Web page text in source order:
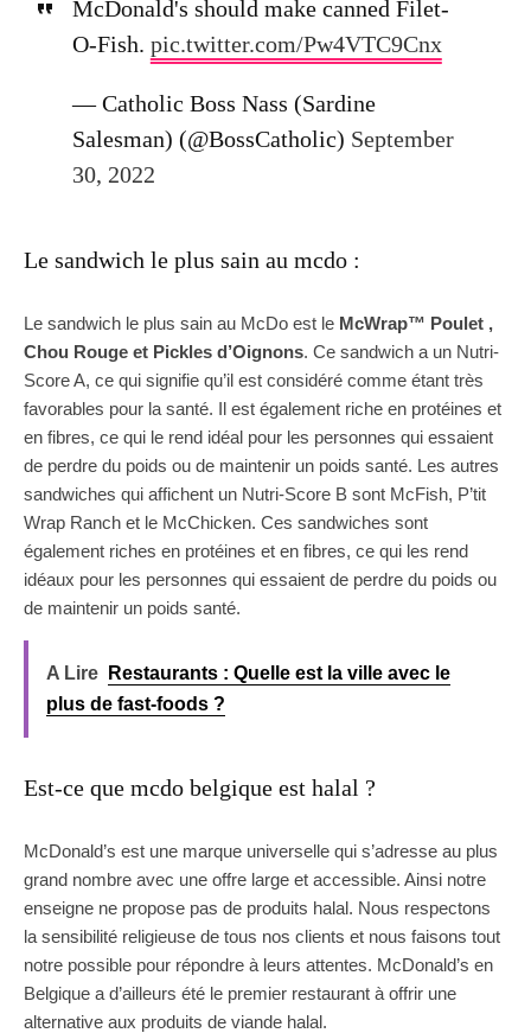
McDonald's should make canned Filet-
O-Fish. pic.twitter.com/Pw4VTC9Cnx
— Catholic Boss Nass (Sardine
Salesman) (@BossCatholic) September
30, 2022
Le sandwich le plus sain au mcdo :
Le sandwich le plus sain au McDo est le McWrap™ Poulet ,
Chou Rouge et Pickles d’Oignons. Ce sandwich a un Nutri-
Score A, ce qui signifie qu’il est considéré comme étant très
favorables pour la santé. Il est également riche en protéines et
en fibres, ce qui le rend idéal pour les personnes qui essaient
de perdre du poids ou de maintenir un poids santé. Les autres
sandwiches qui affichent un Nutri-Score B sont McFish, P’tit
Wrap Ranch et le McChicken. Ces sandwiches sont
également riches en protéines et en fibres, ce qui les rend
idéaux pour les personnes qui essaient de perdre du poids ou
de maintenir un poids santé.
A Lire
Restaurants : Quelle est la ville avec le
plus de fast-foods ?
Est-ce que mcdo belgique est halal ?
McDonald’s est une marque universelle qui s’adresse au plus
grand nombre avec une offre large et accessible. Ainsi notre
enseigne ne propose pas de produits halal. Nous respectons
la sensibilité religieuse de tous nos clients et nous faisons tout
notre possible pour répondre à leurs attentes. McDonald’s en
Belgique a d’ailleurs été le premier restaurant à offrir une
alternative aux produits de viande halal.